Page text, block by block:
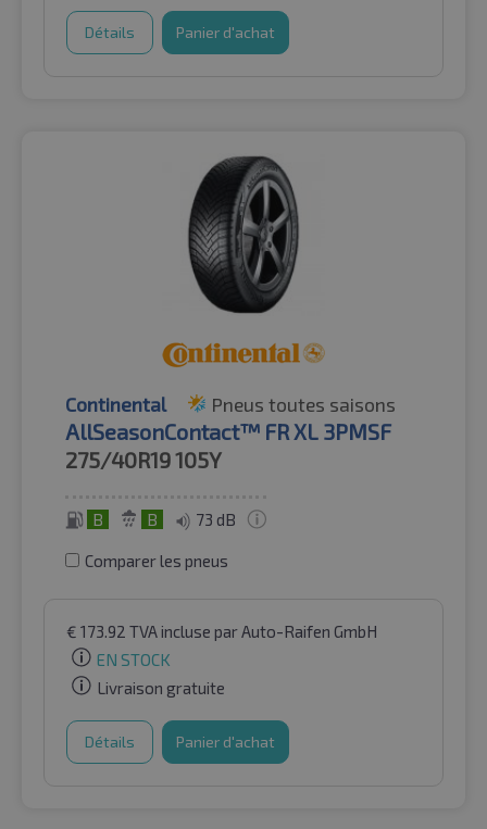
Détails Panier d'achat
Continental Pneus toutes saisons
AllSeasonContact™ FR XL 3PMSF
275/40R19105Y
B B 73 dB
Comparer les pneus
€ 173.92 TVA incluse par Auto-Raifen GmbH
EN STOCK
Livraison gratuite
Détails Panier d'achat